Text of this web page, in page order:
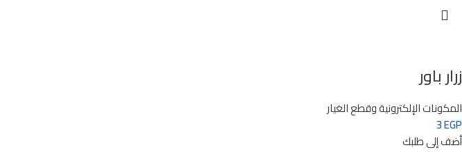
زرار باور
المكونات الإلكترونية وقطع الغيار
3EGP
أضف إلى طلبك